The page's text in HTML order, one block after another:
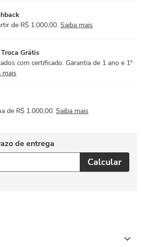
de R$ 1.000,00. Saiba mais
Grátis
com certificado. Garantia de 1 ano e 1º
mais
de R$ 1.000,00. Saiba mais